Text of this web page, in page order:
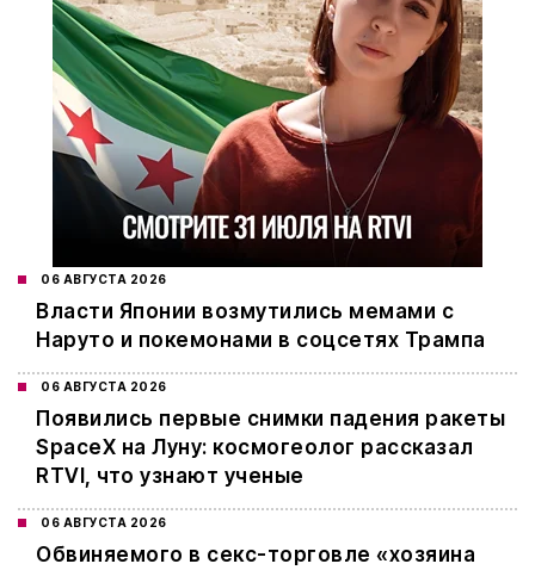
06 АВГУСТА 2026
Власти Японии возмутились мемами с
Наруто и покемонами в соцсетях Трампа
06 АВГУСТА 2026
Появились первые снимки падения ракеты
SpaceX на Луну: космогеолог рассказал
RTVI, что узнают ученые
06 АВГУСТА 2026
Обвиняемого в секс-торговле «хозяина